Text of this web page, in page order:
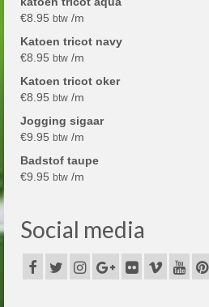
€8.95 btw /m
Katoen tricot navy
€8.95 btw /m
Katoen tricot oker
€8.95 btw /m
Jogging sigaar
€9.95 btw /m
Badstof taupe
€9.95 btw /m
Social media